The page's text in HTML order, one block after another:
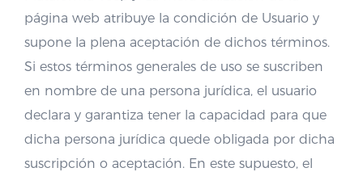
página web atribuye la condición de Usuario y
supone la plena aceptación de dichos términos.
Si estos términos generales de uso se suscriben
en nombre de una persona jurídica, el usuario
declara y garantiza tener la capacidad para que
dicha persona jurídica quede obligada por dicha
suscripción o aceptación. En este supuesto, el